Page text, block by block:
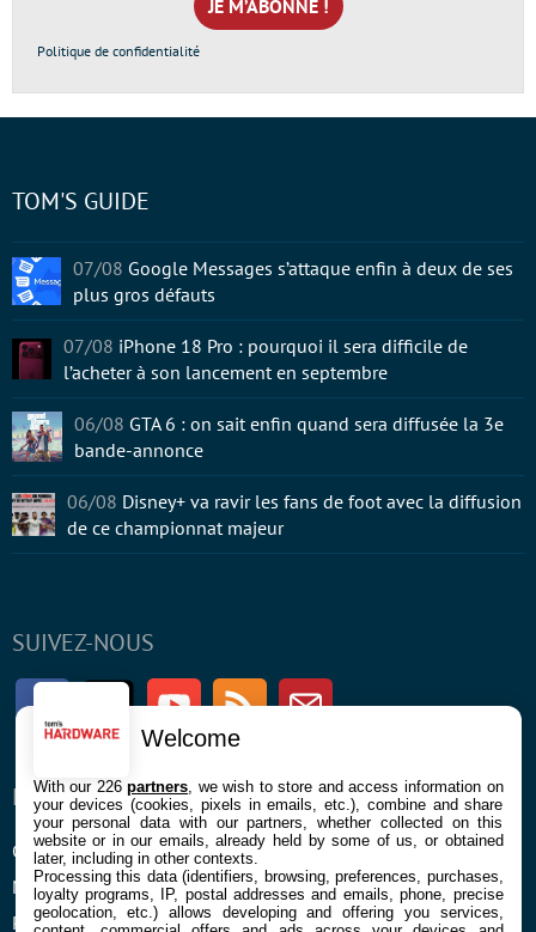
*
Politique de confidentialité
SUIVEZ-NOUS
FacebookTwitter Youtube RSS Newsletter
ENTREPRISE
Confidentialité et Cookies
Mentions légales et CGU
Préférences Cookies
À PROPOS
Contact
TOM'S GUIDE
07/08 Google Messages s’attaque enfin à deux de ses
plus gros défauts
07/08 iPhone 18 Pro : pourquoi il sera difficile de
l’acheter à son lancement en septembre
06/08 GTA 6 : on sait enfin quand sera diffusée la 3e
bande-annonce
06/08 Disney+ va ravir les fans de foot avec la diffusion
de ce championnat majeur
Welcome
With our 226partners , we wish to store and access information on
your devices (cookies, pixels in emails, etc.), combine and share
your personal data with our partners, whether collected on this
website or in our emails, already held by some of us, or obtained
later, including in other contexts.
Processing this data (identifiers, browsing, preferences, purchases,
loyalty programs, IP, postal addresses and emails, phone, precise
geolocation, etc.) allows developing and offering you services,